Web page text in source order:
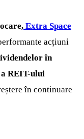
Extra Space
acțiuni
în
REIT-ului
în continuare